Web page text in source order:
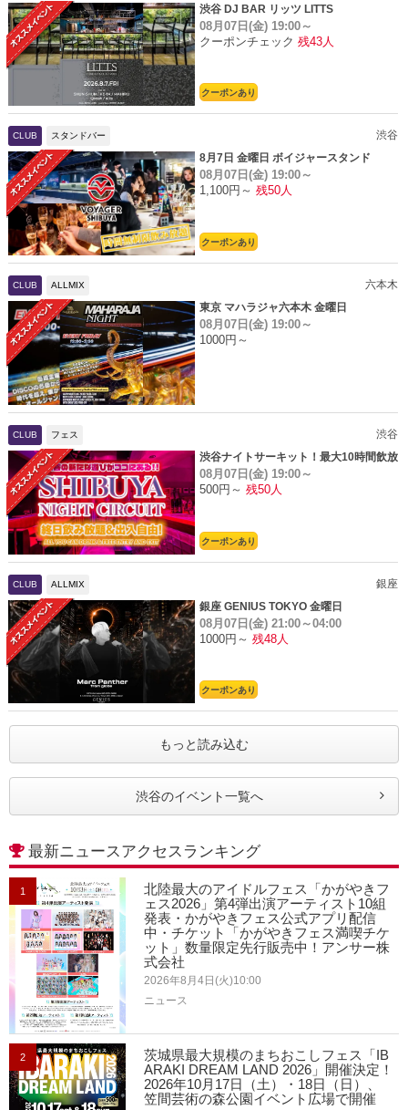
渋谷 DJ BAR リッツ LITTS
08月07日(金) 19:00～
クーポンチェック 残43人
クーポンあり
CLUB スタンドバー
渋谷
8月7日 金曜日 ボイジャースタンド
08月07日(金) 19:00～
1,100円～ 残50人
クーポンあり
CLUB ALLMIX
六本木
東京 マハラジャ六本木 金曜日
08月07日(金) 19:00～
1000円～
CLUB フェス
渋谷
渋谷ナイトサーキット！最大10時間飲放
題
08月07日(金) 19:00～
500円～ 残50人
クーポンあり
CLUB ALLMIX
銀座
銀座 GENIUS TOKYO 金曜日
08月07日(金) 21:00～04:00
1000円～ 残48人
クーポンあり
もっと読み込む
渋谷のイベント一覧へ
最新ニュースアクセスランキング
1
北陸最大のアイドルフェス「かがやきフ
ェス2026」第4弾出演アーティスト10組
発表・かがやきフェス公式アプリ配信
中・チケット「かがやきフェス満喫チケ
ット」数量限定先行販売中！アンサー株
式会社
2026年8月4日(火)10:00
ニュース
2
茨城県最大規模のまちおこしフェス「IB
ARAKI DREAM LAND 2026」開催決定！
2026年10月17日（土）・18日（日）、
笠間芸術の森公園イベント広場で開催